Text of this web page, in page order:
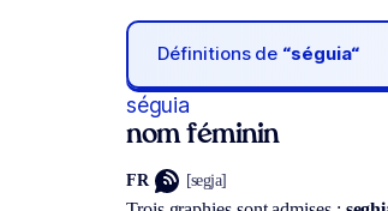
Définitions de “séguia“
séguia
nom féminin
FR [segja]